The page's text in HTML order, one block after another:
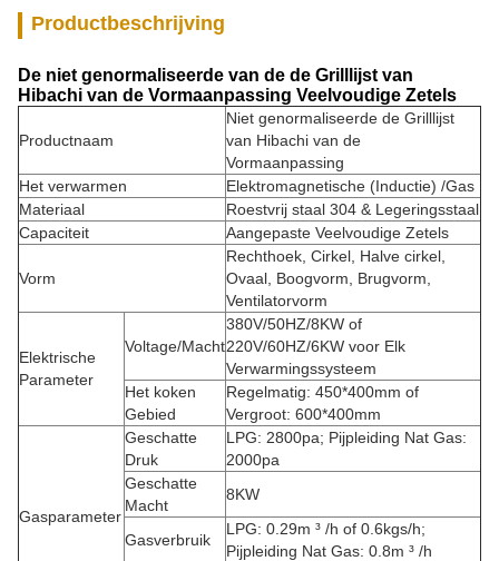
Productbeschrijving
De niet genormaliseerde van de de Grilllijst van
Hibachi van de Vormaanpassing Veelvoudige Zetels
Productnaam
Niet genormaliseerde de Grilllijst
van Hibachi van de
Vormaanpassing
Het verwarmen
Elektromagnetische (Inductie) /Gas
Materiaal
Roestvrij staal 304 & Legeringsstaal
Capaciteit
Aangepaste Veelvoudige Zetels
Vorm
Rechthoek, Cirkel, Halve cirkel,
Ovaal, Boogvorm, Brugvorm,
Ventilatorvorm
Elektrische
Parameter
Voltage/Macht
380V/50HZ/8KW of
220V/60HZ/6KW voor Elk
Verwarmingssysteem
Het koken
Gebied
Regelmatig: 450*400mm of
Vergroot: 600*400mm
Gasparameter
Geschatte
Druk
LPG: 2800pa; Pijpleiding Nat Gas:
2000pa
Geschatte
Macht
8KW
Gasverbruik
LPG: 0.29m ³ /h of 0.6kgs/h;
Pijpleiding Nat Gas: 0.8m ³ /h